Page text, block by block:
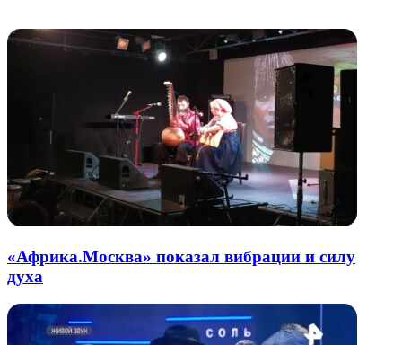
«Африка.Москва» показал вибрации и силу
духа